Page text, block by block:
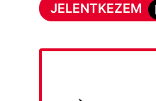
JELENTKEZEM